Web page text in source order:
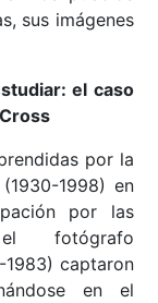
sus imágenes
el caso
por la
1998) en
por las
fotógrafo
1983) captaron
en el